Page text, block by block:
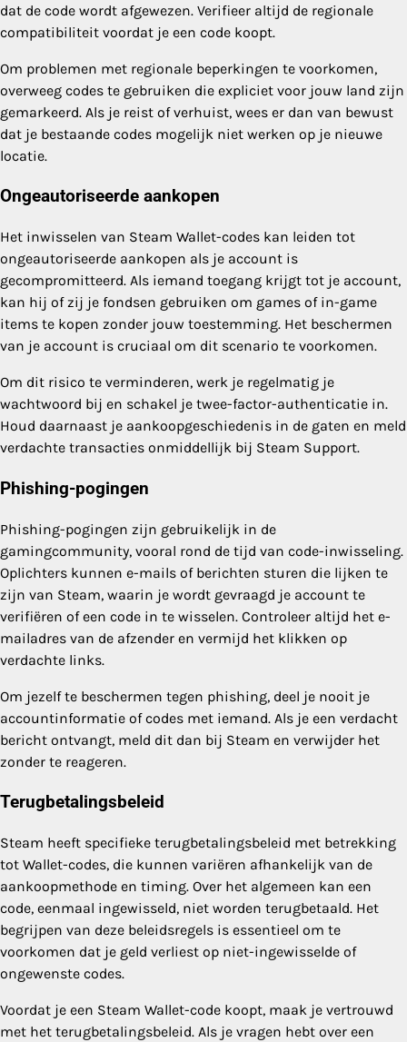
dat de code wordt afgewezen. Verifieer altijd de regionale
compatibiliteit voordat je een code koopt.
Om problemen met regionale beperkingen te voorkomen,
overweeg codes te gebruiken die expliciet voor jouw land zijn
gemarkeerd. Als je reist of verhuist, wees er dan van bewust
dat je bestaande codes mogelijk niet werken op je nieuwe
locatie.
Ongeautoriseerde aankopen
Het inwisselen van Steam Wallet-codes kan leiden tot
ongeautoriseerde aankopen als je account is
gecompromitteerd. Als iemand toegang krijgt tot je account,
kan hij of zij je fondsen gebruiken om games of in-game
items te kopen zonder jouw toestemming. Het beschermen
van je account is cruciaal om dit scenario te voorkomen.
Om dit risico te verminderen, werk je regelmatig je
wachtwoord bij en schakel je twee-factor-authenticatie in.
Houd daarnaast je aankoopgeschiedenis in de gaten en meld
verdachte transacties onmiddellijk bij Steam Support.
Phishing-pogingen
Phishing-pogingen zijn gebruikelijk in de
gamingcommunity, vooral rond de tijd van code-inwisseling.
Oplichters kunnen e-mails of berichten sturen die lijken te
zijn van Steam, waarin je wordt gevraagd je account te
verifiëren of een code in te wisselen. Controleer altijd het e-
mailadres van de afzender en vermijd het klikken op
verdachte links.
Om jezelf te beschermen tegen phishing, deel je nooit je
accountinformatie of codes met iemand. Als je een verdacht
bericht ontvangt, meld dit dan bij Steam en verwijder het
zonder te reageren.
Terugbetalingsbeleid
Steam heeft specifieke terugbetalingsbeleid met betrekking
tot Wallet-codes, die kunnen variëren afhankelijk van de
aankoopmethode en timing. Over het algemeen kan een
code, eenmaal ingewisseld, niet worden terugbetaald. Het
begrijpen van deze beleidsregels is essentieel om te
voorkomen dat je geld verliest op niet-ingewisselde of
ongewenste codes.
Voordat je een Steam Wallet-code koopt, maak je vertrouwd
met het terugbetalingsbeleid. Als je vragen hebt over een